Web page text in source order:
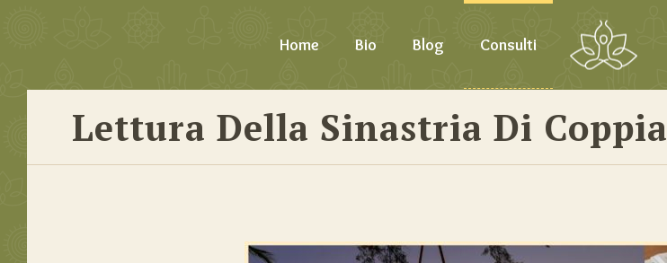
Home Bio Blog Consulti
Lettura Della Sinastria Di Coppia